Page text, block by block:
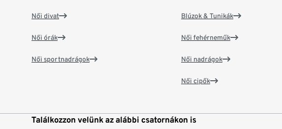
Női divat
Női órák
Női sportnadrágok
Blúzok & Tunikák
Női fehérneműk
Női nadrágok
Női cipők
Találkozzon velünk az alábbi csatornákon is